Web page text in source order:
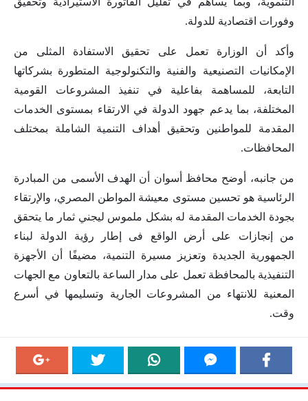
وفورات اقتصادية للدولة.
وأكد أن الوزارة تعمل على تحقيق الاستفادة المثلى من
الإمكانيات التصنيعية والفنية والتكنولوجية المتطورة بشركاتها
التابعة، للمساهمة بفاعلية في تنفيذ المشروعات القومية
المختلفة، بما يدعم جهود الدولة في الارتقاء بمستوى الخدمات
المقدمة للمواطنين وتحقيق أهداف التنمية الشاملة بمختلف
المحافظات.
من جانبه، أوضح محافظ أسوان أن الهدف الأسمى من المبادرة
الرئاسية هو تحسين مستوى معيشة المواطن المصري، والإرتقاء
بجودة الخدمات المقدمة له بشكل ملموس ليجني ثمار ما يتحقق
من إنجازات على أرض الواقع فى إطار رؤية الدولة لبناء
الجمهورية الجديدة وتعزيز مسيرة التنمية، مضيفًا أن الأجهزة
التنفيذية بالمحافظة تعمل على مدار الساعة بالتعاون مع الجهات
المعنية للانتهاء من المشروعات الجارية وتسليمها في أسرع
وقت.